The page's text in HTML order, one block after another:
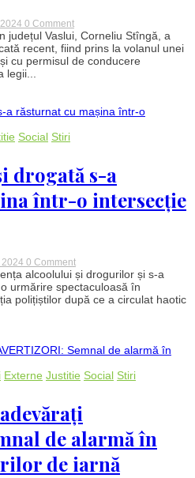
0 Commenton
Primar
din
Vaslui,
prins
și
legile
și
sfidează
autoritățile
județul Vaslui, Corneliu Stîngă, a
recent, fiind prins la volanul unei
cu permisul de conducere
legii...
Social Stiri
drogată s-a
într-o intersecție
0 Commenton
O
șoferiță
băută
și
răsturnat
mașina
într-
intersecție
din
Arad!
alcoolului și drogurilor și s-a
urmărire spectaculoasă în
polițiștilor după ce a circulat haotic
Externe Justitie Social Stiri
de alarmă în
de iarnă